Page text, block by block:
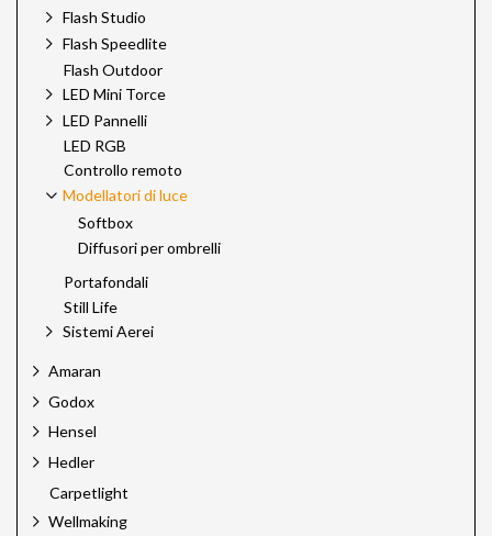
Flash Studio
Flash Speedlite
Flash Outdoor
LED Mini Torce
LED Pannelli
LED RGB
Controllo remoto
Modellatori di luce
Softbox
Diffusori per ombrelli
Portafondali
Still Life
Sistemi Aerei
Amaran
Godox
Hensel
Hedler
Carpetlight
Wellmaking